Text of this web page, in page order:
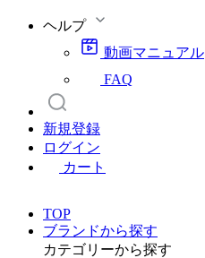
ヘルプ
動画マニュアル
FAQ
新規登録
ログイン
カート
TOP
ブランドから探す
カテゴリーから探す